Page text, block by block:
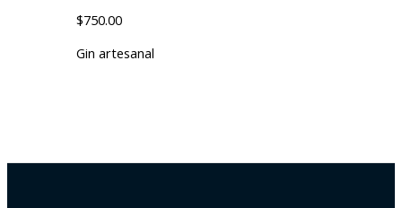
$750.00
Gin artesanal